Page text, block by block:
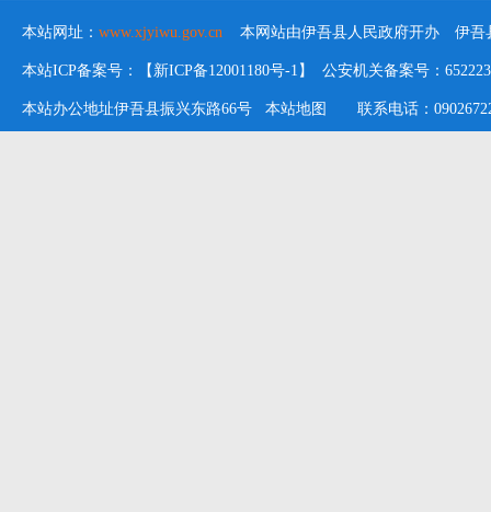
本站网址： www.xjyiwu.gov.cn 本网站由伊吾县人民政府开办 伊吾
本站ICP备案号：【新ICP备12001180号-1】 公安机关备案号：
本站办公地址伊吾县振兴东路66号 本站地图 联系电话：